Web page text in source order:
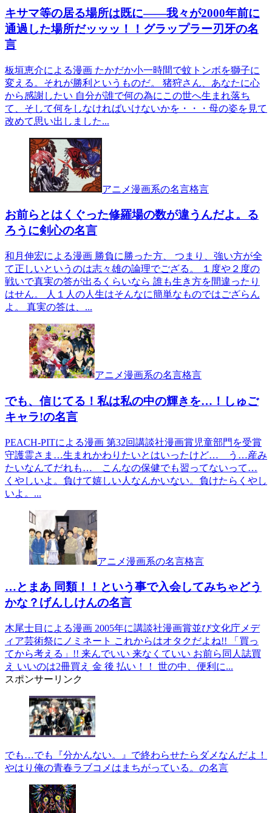
キサマ等の居る場所は既に――我々が2000年前に
通過した場所だッッッ！！グラップラー刃牙の名
言
板垣恵介による漫画 たかだか小一時間で蚊トンボを獅子に
変える。それが勝利というものだ。 猪狩さん、あなたに心
から感謝したい 自分が誰で何の為にこの世へ生まれ落ち
て、そして何をしなければいけないかを・・・母の姿を見て
改めて思い出しました...
アニメ漫画系の名言格言
お前らとはくぐった修羅場の数が違うんだよ。る
ろうに剣心の名言
和月伸宏による漫画 勝負に勝った方、 つまり、強い方が全
て正しいというのは志々雄の論理でござる。 １度や２度の
戦いで真実の答が出るくらいなら 誰も生き方を間違ったり
はせん。 人１人の人生はそんなに簡単なものではござらん
よ。 真実の答は、...
アニメ漫画系の名言格言
でも、信じてる！私は私の中の輝きを…！しゅご
キャラ!の名言
PEACH-PITによる漫画 第32回講談社漫画賞児童部門を受賞
守護霊さま…生まれかわりたいとはいったけど… う…産み
たいなんてだれも… こんなの保健でも習ってないって…
くやしいよ。負けて嬉しい人なんかいない。負けたらくやし
いよ。...
アニメ漫画系の名言格言
…とまあ 同類！！という事で入会してみちゃどう
かな？げんしけんの名言
木尾士目による漫画 2005年に講談社漫画賞並び文化庁メデ
ィア芸術祭にノミネート これからはオタクだよね!! 「買っ
てから考える」!! 来んでいい 来なくていい お前ら同人誌買
え いいのは2冊買え 金 後 払い！！ 世の中、便利に...
スポンサーリンク
でも…でも『分かんない。』で終わらせたらダメなんだよ！
やはり俺の青春ラブコメはまちがっている。の名言